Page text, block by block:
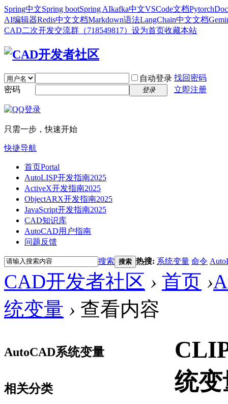
Spring中文Spring bootSpring AIkafka中文VSCode文档Pytorch
AI编辑器Redis中文文档Markdown语法LangChain中文文档
CAD二次开发交流群（718549817） 设为首页收藏本站
自动登录 找回密码
密码
登录 立即注册
只需一步，快速开始
快捷导航
首页Portal
AutoLISP开发指南2025
ActiveX开发指南2025
ObjectARX开发指南2025
JavaScript开发指南2025
CAD知识库
AutoCAD用户指南
问题反馈
搜索 搜索 热搜: 系统变量 命令
CAD开发者社区 › 首页 ›
统变量 › 查看内容
AutoCAD系统变量
相关分类
统